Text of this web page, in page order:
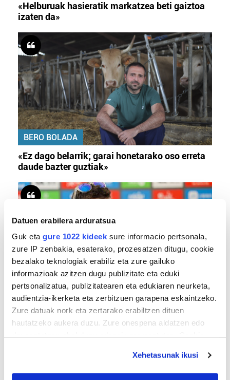
Datuen erabilera arduratsua
Guk eta gure 1022 kideek sure informacio pertsonala,
zure IP zenbakia, esaterako, prozesatzen ditugu, cookie
bezalako teknologiak erabiliz eta zure gailuko
informazioak azitzen dugu publizitate eta eduki
pertsonalizatua, publizitatearen eta edukiaren neurketa,
audientzia-ikerketa eta zerbitzuen garapena eskaintzeko.
Zure datuak nork eta zertarako erabiltzen dituen
hautatzeko aukera duzu. Zure onespena aldatzen edo
If you allow, we would also like to:
Xehetasunak ikusi
«Helburuak hasieratik markatzea beti gaiztoa
izaten da»
BERO BOLADA
«Ez dago belarrik; garai honetarako oso erreta
daude bazter guztiak»
TXIRRINDULARITZA
«Entrenatzen duzun bideetan lehiatzeak
gehiago motibatzen zaitu»